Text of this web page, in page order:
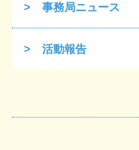
事務局ニュース
活動報告